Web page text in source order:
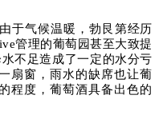
于气候温暖，勃艮第经历
管理的葡萄园甚至大致提
不足造成了一定的水分亏
扇窗，雨水的缺席也让葡
程度，葡萄酒具备出色的